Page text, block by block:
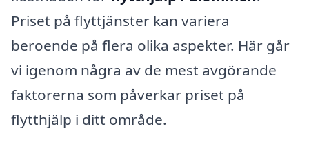
Priset på flyttjänster kan variera
beroende på flera olika aspekter. Här går
vi igenom några av de mest avgörande
faktorerna som påverkar priset på
flytthjälp i ditt område.